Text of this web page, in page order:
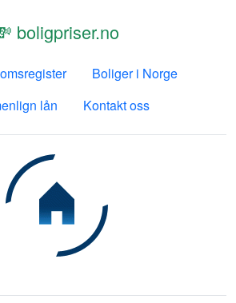
boligpriser.no
Boliger i Norge
lån
Kontakt oss